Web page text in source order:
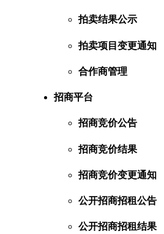
拍卖结果公示
拍卖项目变更通知
合作商管理
招商平台
招商竞价公告
招商竞价结果
招商竞价变更通知
公开招商招租公告
公开招商招租结果